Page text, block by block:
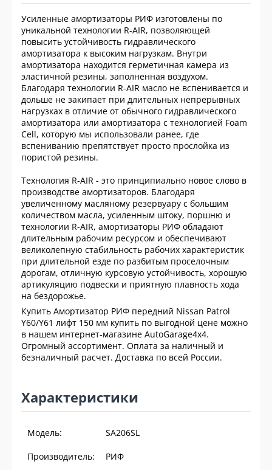
Усиленные амортизаторы РИФ изготовлены по
уникальной технологии R-AIR, позволяющей
повысить устойчивость гидравлического
амортизатора к высоким нагрузкам. Внутри
амортизатора находится герметичная камера из
эластичной резины, заполненная воздухом.
Благодаря технологии R-AIR масло не вспенивается и
дольше не закипает при длительных непрерывных
нагрузках в отличие от обычного гидравлического
амортизатора или амортизатора с технологией Foam
Cell, которую мы использовали ранее, где
вспениванию препятствует просто прослойка из
пористой резины.
Технология R-AIR - это принципиально новое слово в
производстве амортизаторов. Благодаря
увеличенному масляному резервуару с большим
количеством масла, усиленным штоку, поршню и
технологии R-AIR, амортизаторы РИФ обладают
длительным рабочим ресурсом и обеспечивают
великолепную стабильность рабочих характеристик
при длительной езде по разбитым проселочным
дорогам, отличную курсовую устойчивость, хорошую
артикуляцию подвески и приятную плавность хода
на бездорожье.
Купить Амортизатор РИФ передний Nissan Patrol
Y60/Y61 лифт 150 мм купить по выгодной цене можно
в нашем интернет-магазине AutoGarage4x4.
Огромный ассортимент. Оплата за наличный и
безналичный расчет. Доставка по всей России.
Характеристики
Модель: SA206SL
Производитель: РИФ